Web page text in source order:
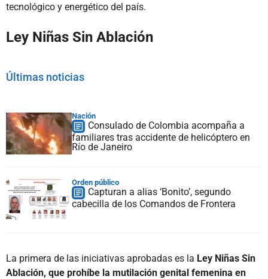
tecnológico y energético del país.
Ley Niñas Sin Ablación
Últimas noticias
Nación
Consulado de Colombia acompaña a
familiares tras accidente de helicóptero en
Río de Janeiro
Orden público
Capturan a alias ‘Bonito’, segundo
cabecilla de los Comandos de Frontera
La primera de las iniciativas aprobadas es la Ley Niñas Sin
Ablación, que prohíbe la mutilación genital femenina en